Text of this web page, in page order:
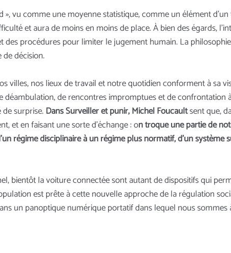
vu comme une moyenne statistique, comme un élément
et aura de moins en moins de place. À bien des égards,
procédures pour limiter le jugement humain. La
décision.
nos lieux de travail et notre quotidien conforment à sa
de rencontres impromptues et de confrontation
surprise.DansSurveiller et punir, Michel Foucaultsent que,
et en faisant une sorte d’échange : on troque une partie de
régime disciplinaire à un régime plus normatif, d’un système
bientôt la voiture connectée sont autant de dispositifs qui
est prête à cette nouvelle approche de la régulation
un panoptique numérique portatif dans lequel nous